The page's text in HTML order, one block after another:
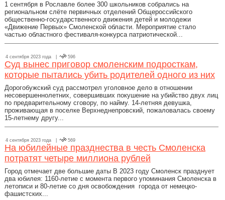
1 сентября в Рославле более 300 школьников собрались на
региональном слёте первичных отделений Общероссийского
общественно-государственного движения детей и молодежи
«Движение Первых» Смоленской области. Мероприятие стало
частью областного фестиваля-конкурса патриотической...
4 сентября 2023 года | 596
Суд вынес приговор смоленским подросткам,
которые пытались убить родителей одного из них
Дорогобужский суд рассмотрел уголовное дело в отношении
несовершеннолетних, совершивших покушение на убийство двух лиц
по предварительному сговору, по найму. 14-летняя девушка,
проживающая в поселке Верхнеднепровский, пожаловалась своему
15-летнему другу...
4 сентября 2023 года | 569
На юбилейные празднества в честь Смоленска
потратят четыре миллиона рублей
Город отмечает две большие даты В 2023 году Смоленск празднует
два юбилея: 1160-летие с момента первого упоминания Смоленска в
летописи и 80-летие со дня освобождения города от немецко-
фашистских...